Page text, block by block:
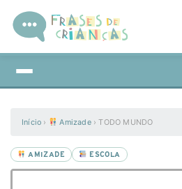
Início › Amizade ›TODO MUNDO
AMIZADE ESCOLA